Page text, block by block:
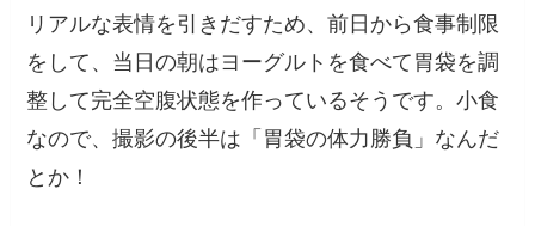
リアルな表情を引きだすため、前日から食事制限
をして、当日の朝はヨーグルトを食べて胃袋を調
整して完全空腹状態を作っているそうです。小食
なので、撮影の後半は「胃袋の体力勝負」なんだ
とか！